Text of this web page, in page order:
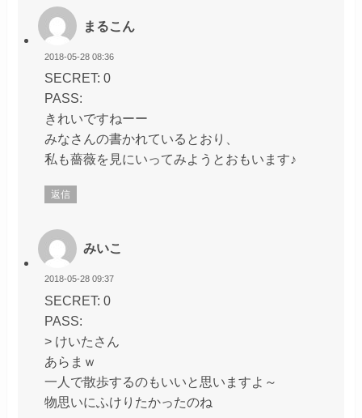
まるこん
2018-05-28 08:36
SECRET: 0
PASS:
きれいですねーー
みなさんの書かれているとおり、
私も薔薇を見にいってみようとおもいます♪
返信
みいこ
2018-05-28 09:37
SECRET: 0
PASS:
> けいたさん
あらまｗ
一人で散歩するのもいいと思いますよ～
物思いにふけりたかったのね